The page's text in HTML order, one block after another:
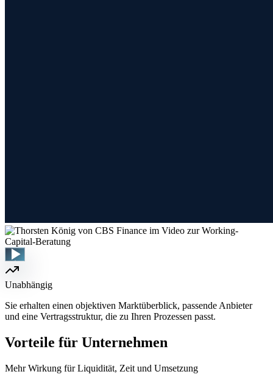
Unabhängig
Sie erhalten einen objektiven Marktüberblick, passende Anbieter
und eine Vertragsstruktur, die zu Ihren Prozessen passt.
Vorteile für Unternehmen
Mehr Wirkung für Liquidität, Zeit und Umsetzung